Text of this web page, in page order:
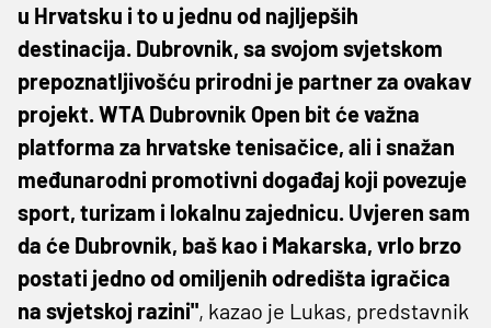
u Hrvatsku i to u jednu od najljepših
destinacija. Dubrovnik, sa svojom svjetskom
prepoznatljivošću prirodni je partner za ovakav
projekt. WTA Dubrovnik Open bit će važna
platforma za hrvatske tenisačice, ali i snažan
međunarodni promotivni događaj koji povezuje
sport, turizam i lokalnu zajednicu. Uvjeren sam
da će Dubrovnik, baš kao i Makarska, vrlo brzo
postati jedno od omiljenih odredišta igračica
na svjetskoj razini", kazao je Lukas, predstavnik